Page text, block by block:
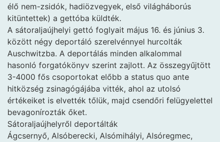
élő nem-zsidók, hadiözvegyek, első világháborús
kitüntettek) a gettóba küldték.
A sátoraljaújhelyi gettó foglyait május 16. és június 3.
között négy deportáló szerelvénnyel hurcolták
Auschwitzba. A deportálás minden alkalommal
hasonló forgatókönyv szerint zajlott. Az összegyűjtött
3-4000 fős csoportokat előbb a status quo ante
hitközség zsinagógájába vitték, ahol az utolsó
értékeiket is elvették tőlük, majd csendőri felügyelettel
bevagonírozták őket.
Sátoraljaújhelyről deportálták
Ágcsernyő, Alsóberecki, Alsómihályi, Alsóregmec,